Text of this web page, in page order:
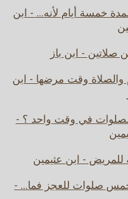
خمسة أيام لأنه... - ابن
- ابن باز
وقت مرضها - ابن
في وقت واحد ؟ -
للمريض - ابن عثيمين
صلوات للعجز فما... -